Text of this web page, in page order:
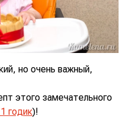
но очень важный,
этого замечательного
годик)!